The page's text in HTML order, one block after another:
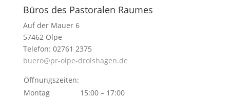
Büros des Pastoralen Raumes
Auf der Mauer 6
57462 Olpe
Telefon: 02761 2375
buero@pr-olpe-drolshagen.de
Öffnungszeiten:
Montag
15:00 – 17:00